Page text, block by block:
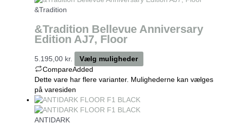
&Tradition
&Tradition Bellevue Anniversary
Edition AJ7, Floor
5.195,00 kr. Vælg muligheder
CompareAdded
Dette vare har flere varianter. Mulighederne kan vælges
på varesiden
ANTIDARK